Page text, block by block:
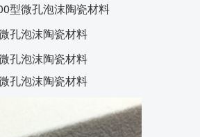
型微孔泡沫陶瓷材料
孔泡沫陶瓷材料
孔泡沫陶瓷材料
孔泡沫陶瓷材料